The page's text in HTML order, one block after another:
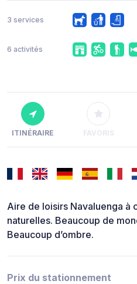
3 services
6 activités
ITINÉRAIRE FAVORIS
Aire de loisirs Navaluenga à
naturelles. Beaucoup de
Beaucoup d’ombre.
Prix du stationnement